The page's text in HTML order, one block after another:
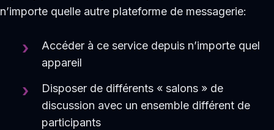
n’importe quelle autre plateforme de messagerie:
Accéder à ce service depuis n’importe quel
appareil
Disposer de différents « salons » de
discussion avec un ensemble différent de
participants